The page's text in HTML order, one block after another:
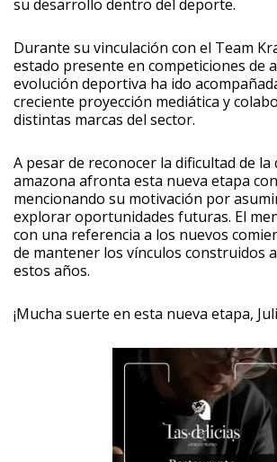
su desarrollo dentro del deporte.
Durante su vinculación con el Team
estado presente en competiciones de
evolución deportiva ha ido
creciente proyección mediática y
distintas marcas del sector.
A pesar de reconocer la dificultad de la
amazona afronta esta nueva etapa
mencionando su motivación por
explorar oportunidades futuras. El
con una referencia a los nuevos
de mantener los vínculos construidos
estos años.
¡Mucha suerte en esta nueva etapa,